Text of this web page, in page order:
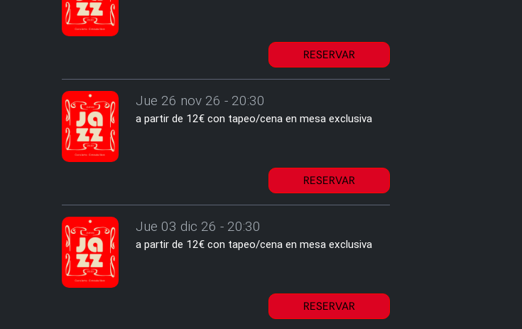
RESERVAR
Jue 26 nov 26 - 20:30
a partir de 12€ con tapeo/cena en mesa exclusiva
RESERVAR
Jue 03 dic 26 - 20:30
a partir de 12€ con tapeo/cena en mesa exclusiva
RESERVAR